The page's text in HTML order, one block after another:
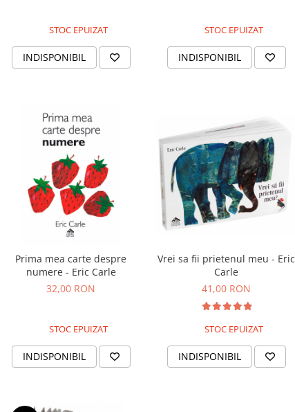
STOC EPUIZAT
INDISPONIBIL
STOC EPUIZAT
INDISPONIBIL
Prima mea carte despre
numere - Eric Carle
32,00 RON
STOC EPUIZAT
INDISPONIBIL
Vrei sa fii prietenul meu - Eric
Carle
41,00 RON
STOC EPUIZAT
INDISPONIBIL